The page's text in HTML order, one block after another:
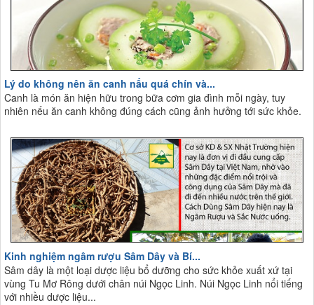
Lý do không nên ăn canh nấu quá chín và...
Canh là món ăn hiện hữu trong bữa cơm gia đình mỗi ngày, tuy
nhiên nếu ăn canh không đúng cách cũng ảnh hưởng tới sức khỏe.
Kinh nghiệm ngâm rượu Sâm Dây và Bí...
Sâm dây là một loại dược liệu bổ dưỡng cho sức khỏe xuất xứ tại
vùng Tu Mơ Rông dưới chân núi Ngọc Linh. Núi Ngọc Linh nổi tiếng
với nhiều dược liệu...